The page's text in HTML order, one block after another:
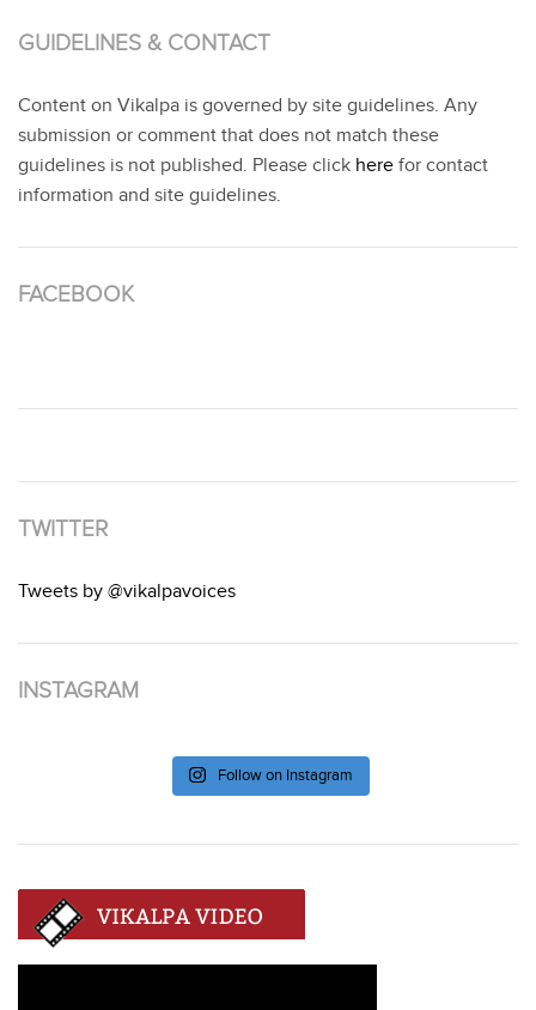
GUIDELINES & CONTACT
Content on Vikalpa is governed by site guidelines. Any
submission or comment that does not match these
guidelines is not published. Please click here for contact
information and site guidelines.
FACEBOOK
TWITTER
Tweets by @vikalpavoices
INSTAGRAM
Follow on Instagram